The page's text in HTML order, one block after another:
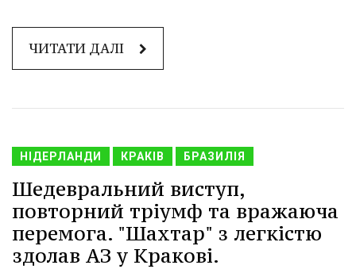
ЧИТАТИ ДАЛІ
НІДЕРЛАНДИ КРАКІВ БРАЗИЛІЯ
Шедевральний виступ,
повторний тріумф та вражаюча
перемога. "Шахтар" з легкістю
здолав АЗ у Кракові.